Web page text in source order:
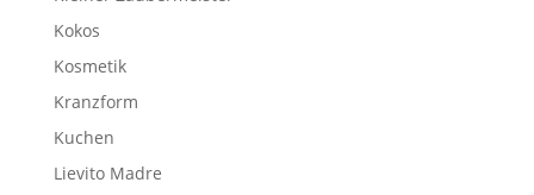
Kokos
Kosmetik
Kranzform
Kuchen
Lievito Madre